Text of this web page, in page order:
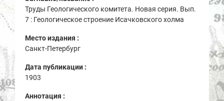
Труды Геологического комитета. Новая серия. Вып.
7 : Геологическое строение Исачковского холма
Место издания :
Санкт-Петербург
Дата публикации :
1903
Аннотация :